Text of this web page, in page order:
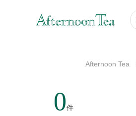
ソーシャルギフト
Afternoon Tea
0件